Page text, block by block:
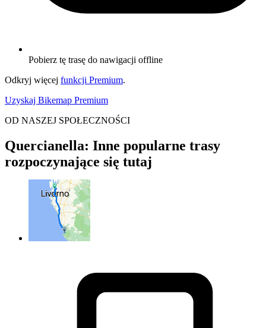
Pobierz tę trasę do nawigacji offline
Odkryj więcej funkcji Premium.
Uzyskaj Bikemap Premium
OD NASZEJ SPOŁECZNOŚCI
Quercianella: Inne popularne trasy
rozpoczynające się tutaj